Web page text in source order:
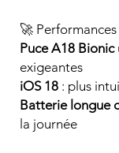
🚀 Performances
Puce A18 Bionic
exigeantes
iOS 18 : plus
Batterie longue
la journée